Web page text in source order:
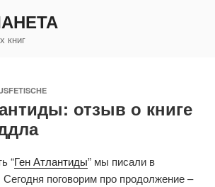
книг
отзыв о книге
“Ген Атлантиды” мы писали в
поговорим про продолжение –